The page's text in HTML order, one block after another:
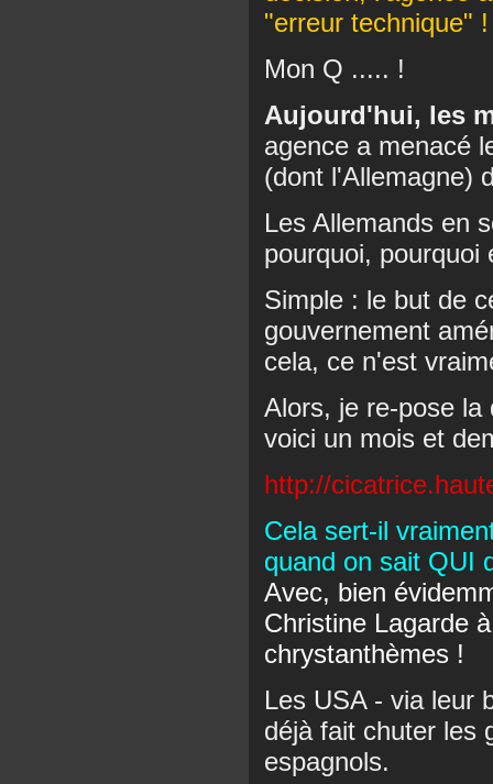
"erreur technique" !
Mon Q ..... !
Aujourd'hui, les
agence a menacé
(dont l'Allemagne)
Les Allemands en
pourquoi, pourquoi
Simple : le but de
gouvernement
cela, ce n'est
Alors, je re-pose la
voici un mois et
http://
Cela sert-il
quand on sait QUI
Avec, bien
Christine Lagarde
chrystanthèmes !
Les USA - via leur
déjà fait chuter les
espagnols.